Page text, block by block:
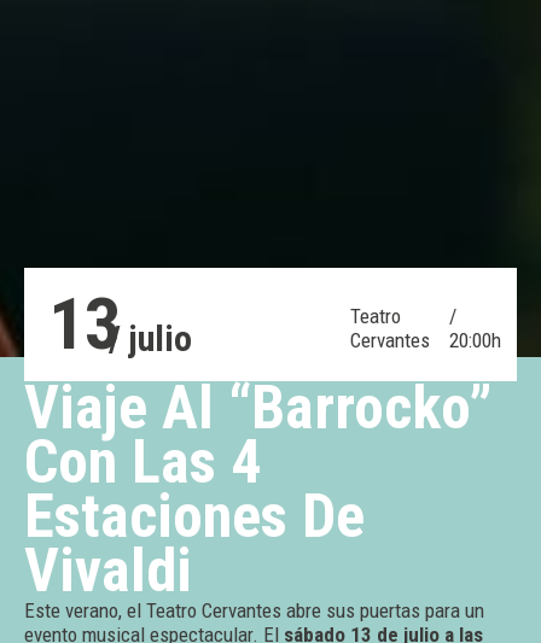
13/ julio
Teatro
Cervantes
/
20:00h
Viaje Al “Barrocko”
Con Las 4
Estaciones De
Vivaldi
Este verano, el Teatro Cervantes abre sus puertas para un
evento musical espectacular. El sábado 13 de julio a las